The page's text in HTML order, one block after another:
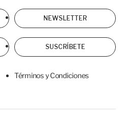
NEWSLETTER
SUSCRÍBETE
Términos y Condiciones